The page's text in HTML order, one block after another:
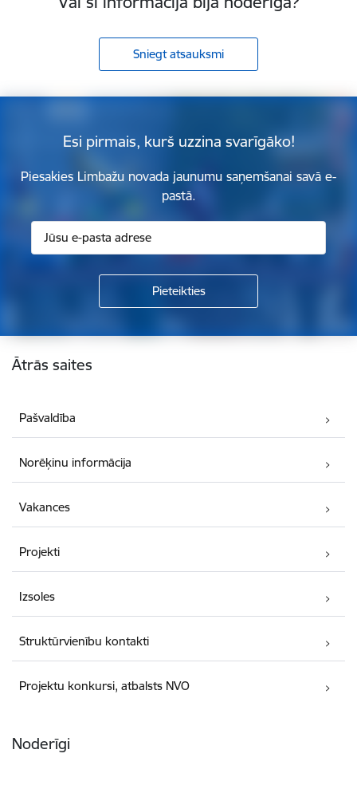
Sniegt atsauksmi
Esi pirmais, kurš uzzina svarīgāko!
Piesakies Limbažu novada jaunumu saņemšanai savā e-
pastā.
Kājene
Ātrās saites
Pašvaldība
Norēķinu informācija
Vakances
Projekti
Izsoles
Struktūrvienību kontakti
Projektu konkursi, atbalsts NVO
Noderīgi